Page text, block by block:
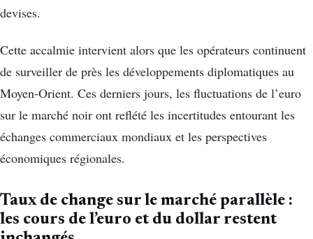
devises.
Cette accalmie intervient alors que les opérateurs continuent
de surveiller de près les développements diplomatiques au
Moyen-Orient. Ces derniers jours, les fluctuations de l’euro
sur le marché noir ont reflété les incertitudes entourant les
échanges commerciaux mondiaux et les perspectives
économiques régionales.
Taux de change sur le marché parallèle :
les cours de l’euro et du dollar restent